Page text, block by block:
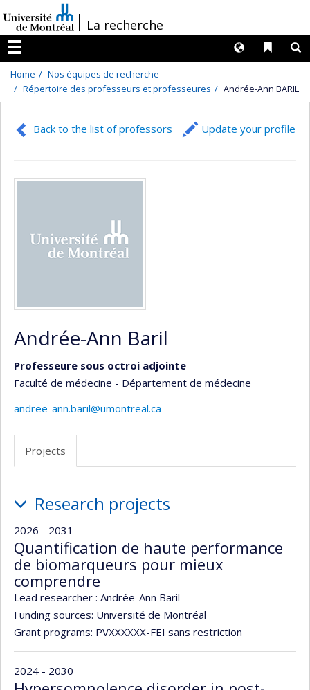
au
contenu
/La recherche
Menu
Liens
Langues
Home
Nos équipes de recherche
Répertoire des professeurs et professeures
Andrée-Ann BARIL
Back to the list of professors Update your profile
Andrée-Ann Baril
Professeure sous octroi adjointe
Faculté de médecine - Département de médecine
andree-ann.baril@umontreal.ca
Projects
Research projects
2026 - 2031
Quantification de haute performance
de biomarqueurs pour mieux
comprendre
Lead researcher : Andrée-Ann Baril
Funding sources: Université de Montréal
Grant programs: PVXXXXXX-FEI sans restriction
2024 - 2030